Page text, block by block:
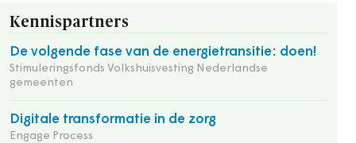
Kennispartners
De volgende fase van de energietransitie: doen!
Stimuleringsfonds Volkshuisvesting Nederlandse
gemeenten
Digitale transformatie in de zorg
Engage Process